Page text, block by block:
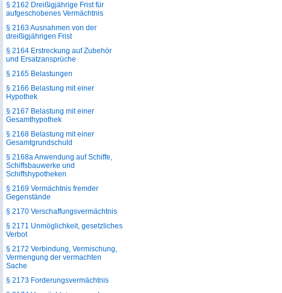
§ 2162 Dreißigjährige Frist für
aufgeschobenes Vermächtnis
§ 2163 Ausnahmen von der
dreißigjährigen Frist
§ 2164 Erstreckung auf Zubehör
und Ersatzansprüche
§ 2165 Belastungen
§ 2166 Belastung mit einer
Hypothek
§ 2167 Belastung mit einer
Gesamthypothek
§ 2168 Belastung mit einer
Gesamtgrundschuld
§ 2168a Anwendung auf Schiffe,
Schiffsbauwerke und
Schiffshypotheken
§ 2169 Vermächtnis fremder
Gegenstände
§ 2170 Verschaffungsvermächtnis
§ 2171 Unmöglichkeit, gesetzliches
Verbot
§ 2172 Verbindung, Vermischung,
Vermengung der vermachten
Sache
§ 2173 Forderungsvermächtnis